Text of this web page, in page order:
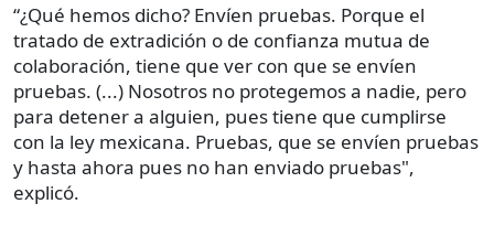
“¿Qué hemos dicho? Envíen pruebas. Porque el
tratado de extradición o de confianza mutua de
colaboración, tiene que ver con que se envíen
pruebas. (...) Nosotros no protegemos a nadie, pero
para detener a alguien, pues tiene que cumplirse
con la ley mexicana. Pruebas, que se envíen pruebas
y hasta ahora pues no han enviado pruebas",
explicó.